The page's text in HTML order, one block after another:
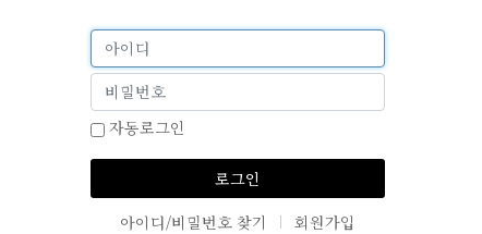
자동로그인
로그인
아이디/비밀번호 찾기 회원가입